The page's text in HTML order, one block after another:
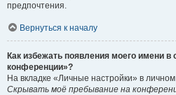
предпочтения.
Вернуться к началу
Как избежать появления моего имени в
конференции»?
На вкладке «Личные настройки» в
Скрывать моё пребывание на